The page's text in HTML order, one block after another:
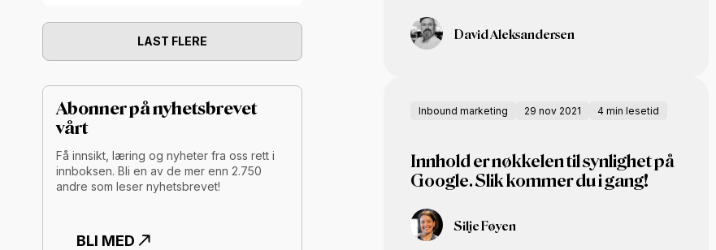
LAST FLERE
Abonner på nyhetsbrevet
vårt
Få innsikt, læring og nyheter fra oss rett i
innboksen. Bli en av de mer enn 2.750
andre som leser nyhetsbrevet!
BLI MED
David Aleksandersen
Inbound marketing 29 nov 2021 4 min lesetid
Innhold er nøkkelen til synlighet på
Google. Slik kommer du i gang!
Silje Føyen